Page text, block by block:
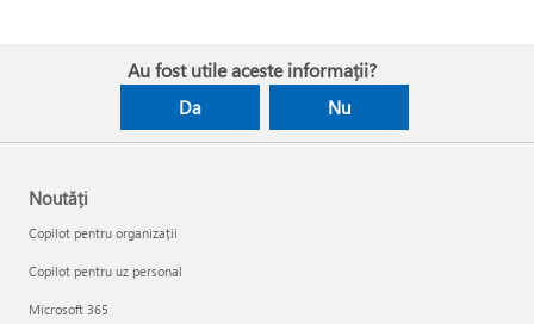
Au fost utile aceste informații?
Da Nu
Noutăți
Copilot pentru organizații
Copilot pentru uz personal
Microsoft 365